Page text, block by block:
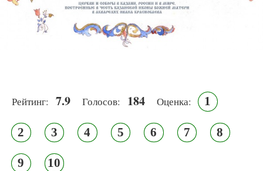
Рейтинг: 7.9 Голосов: 184 Оценка: 1
2 3 4 5 6 7 8
9 10